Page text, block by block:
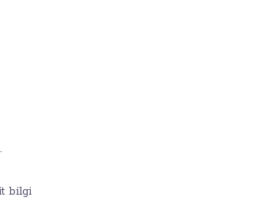
bilgi